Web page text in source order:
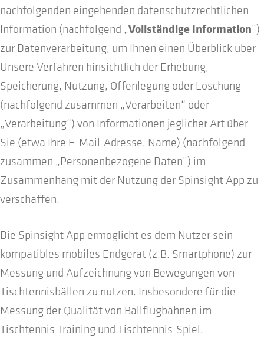
Shop
nachfolgenden eingehenden datenschutzrechtlichen
Information (nachfolgend „Vollständige Information”)
zur Datenverarbeitung, um Ihnen einen Überblick über
Unsere Verfahren hinsichtlich der Erhebung,
Speicherung, Nutzung, Offenlegung oder Löschung
(nachfolgend zusammen „Verarbeiten“ oder
„Verarbeitung“) von Informationen jeglicher Art über
Sie (etwa Ihre E-Mail-Adresse, Name) (nachfolgend
zusammen „Personenbezogene Daten”) im
Zusammenhang mit der Nutzung der Spinsight App zu
verschaffen.
Die Spinsight App ermöglicht es dem Nutzer sein
kompatibles mobiles Endgerät (z.B. Smartphone) zur
Messung und Aufzeichnung von Bewegungen von
Tischtennisbällen zu nutzen. Insbesondere für die
Messung der Qualität von Ballflugbahnen im
Tischtennis-Training und Tischtennis-Spiel.